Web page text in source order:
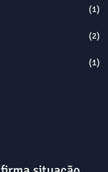
(1)
(2)
(1)